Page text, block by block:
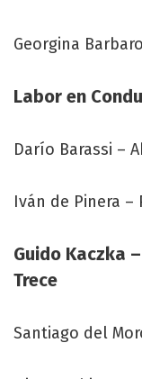
Georgina
Labor en
Darío Barassi –
Iván de Pinera –
Guido Kaczka
Trece
Santiago del